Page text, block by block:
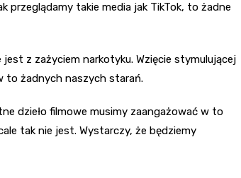
przeglądamy takie media jak TikTok, to żadne
z zażyciem narkotyku. Wzięcie stymulującej
to żadnych naszych starań.
dzieło filmowe musimy zaangażować w to
tak nie jest. Wystarczy, że będziemy